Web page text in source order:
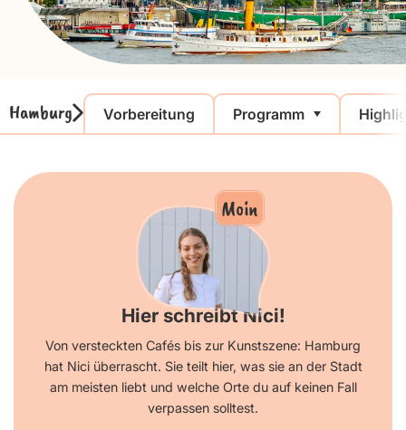
Hamburg Vorbereitung Programm
Moin
Hier schreibt Nici!
Von versteckten Cafés bis zur Kunstszene: Hamburg
hat Nici überrascht. Sie teilt hier, was sie an der Stadt
am meisten liebt und welche Orte du auf keinen Fall
verpassen solltest.